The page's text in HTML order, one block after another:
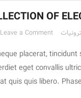
OF
Leave a Comment
placerat, tincidunt
eget convallis
quis quis libero.